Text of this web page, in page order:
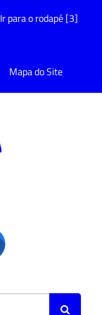
Ir para o rodapé [3]
Mapa do Site